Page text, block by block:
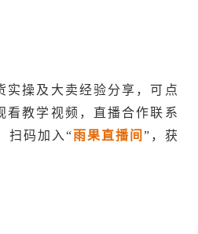
实操及大卖经验分享，可点
看教学视频，直播合作联系
扫码加入“雨果直播间 ”，获